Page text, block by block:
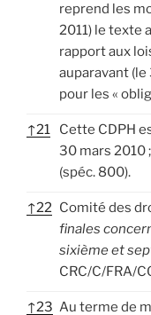
reprend les
2011) le texte
rapport aux
auparavant (le
pour les «
↑21
Cette CDPH
30 mars 2010
(spéc. 800).
↑22 Comité des
finales
sixième et
CRC/C/FRA/
↑23 Au terme de